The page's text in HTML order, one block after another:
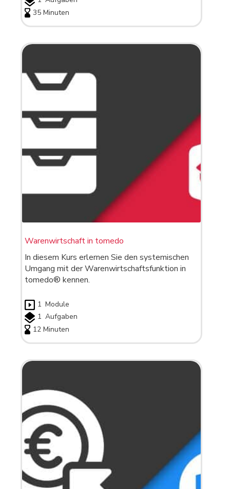
35 Minuten
Warenwirtschaft in tomedo
In diesem Kurs erlernen Sie den systemischen
Umgang mit der Warenwirtschaftsfunktion in
tomedo® kennen.
1 Module
1 Aufgaben
12 Minuten